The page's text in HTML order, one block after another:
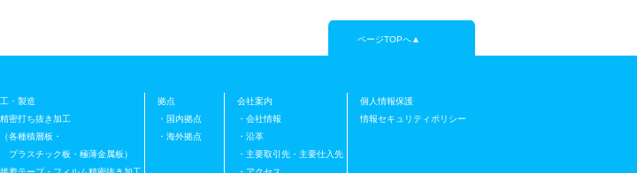
ご案内
2021/02/02
ページTOPへ▲
・製造
精密打ち抜き加工
各種積層板・
ラスチック板・極薄金属板）
拠点
・国内拠点
・海外拠点
会社案内
・会社情報
・沿革
・主要取引先・主要仕入先
個人情報保護
情報セキュリティポリシー